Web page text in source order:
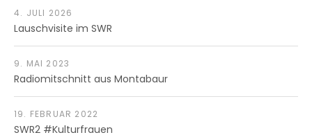
Lauschvisite im SWR
4. JULI 2026
Radiomitschnitt aus Montabaur
9. MAI 2023
SWR2 #Kulturfrauen
19. FEBRUAR 2022